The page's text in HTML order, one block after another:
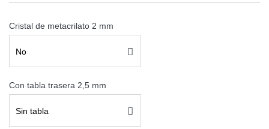
Cristal de metacrilato 2 mm
No
Con tabla trasera 2,5 mm
Sin tabla